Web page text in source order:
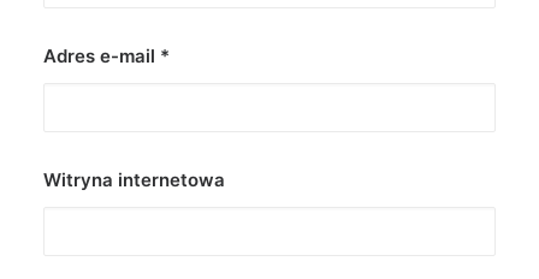
Adres e-mail *
Witryna internetowa